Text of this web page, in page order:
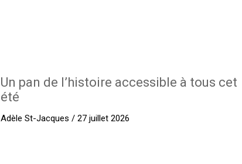
Un pan de l’histoire accessible à tous cet
été
Adèle St-Jacques / 27 juillet 2026